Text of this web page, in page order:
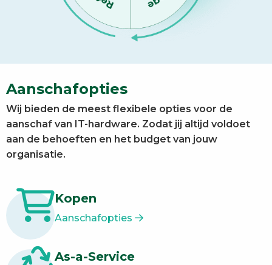
Aanschafopties
Wij bieden de meest flexibele opties voor de
aanschaf van IT-hardware. Zodat jij altijd voldoet
aan de behoeften en het budget van jouw
organisatie.
Kopen
Aanschafopties
As-a-Service